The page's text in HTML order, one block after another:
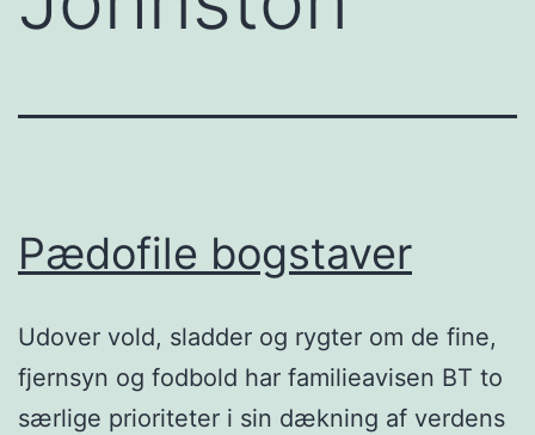
Pædofile bogstaver
Udover vold, sladder og rygter om de fine,
fjernsyn og fodbold har familieavisen BT to
særlige prioriteter i sin dækning af verdens